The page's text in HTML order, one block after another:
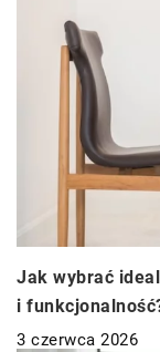
Jak wybrać
i
3 czerwca 2026